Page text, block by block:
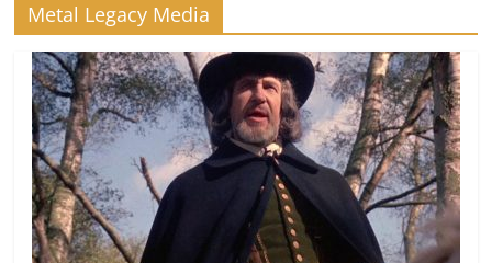
Metal Legacy Media